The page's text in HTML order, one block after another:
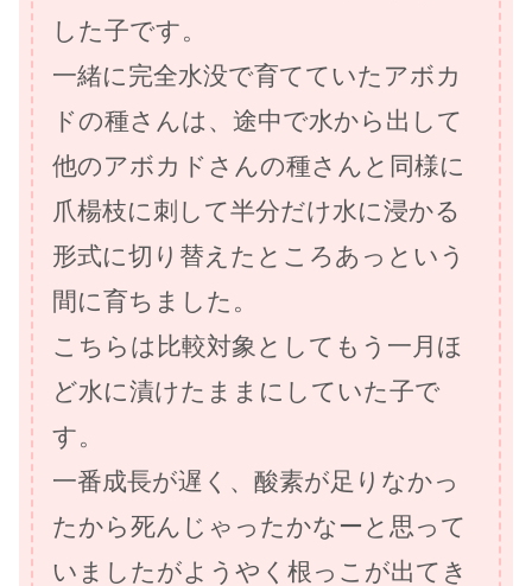
した子です。
一緒に完全水没で育てていたアボカ
ドの種さんは、途中で水から出して
他のアボカドさんの種さんと同様に
爪楊枝に刺して半分だけ水に浸かる
形式に切り替えたところあっという
間に育ちました。
こちらは比較対象としてもう一月ほ
ど水に漬けたままにしていた子で
す。
一番成長が遅く、酸素が足りなかっ
たから死んじゃったかなーと思って
いましたがようやく根っこが出てき